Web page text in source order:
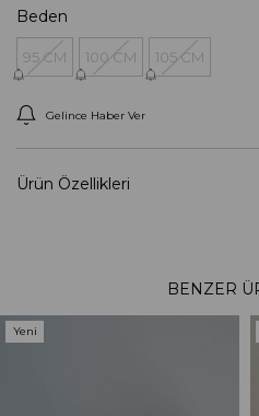
Beden
95 CM 100 CM 105 CM
Gelince Haber Ver
Ürün Özellikleri
BENZER
Yeni